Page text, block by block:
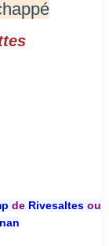
deRivesaltesou